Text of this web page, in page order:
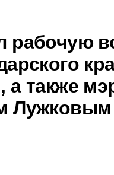
рабочую
а также
Лужковым